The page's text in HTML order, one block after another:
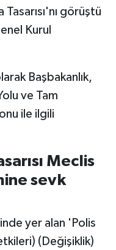
Tasarısı'nı görüştü
Kurul
Başbakanlık,
ve Tam
ile ilgili
Meclis
sevk
yer alan 'Polis
(Değişiklik)